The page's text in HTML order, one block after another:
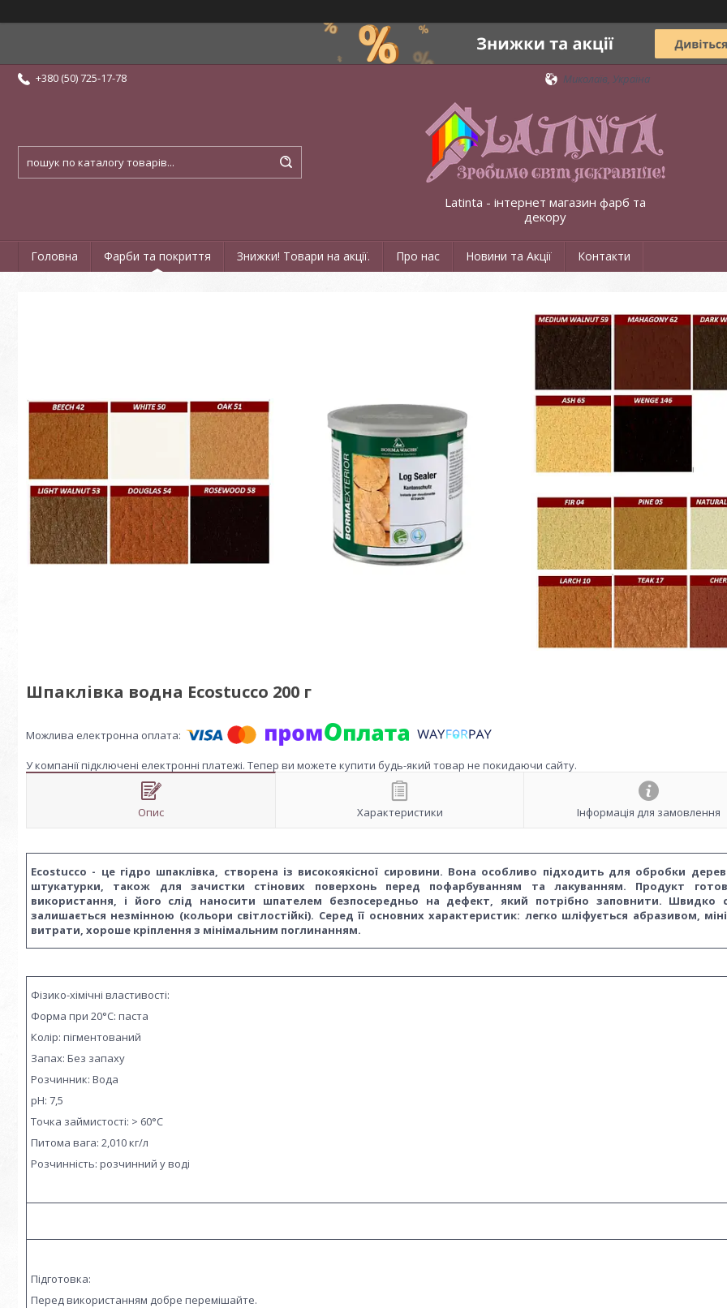
+380 (50) 725-17-78 Миколаїв, Україна
Latinta - інтернет магазин фарб та
декору
Головна Фарби та покриття Знижки! Товари на акції. Про нас Новини та Акції Контакти
Шпаклівка водна Ecostucco 200 г
У компанії підключені електронні платежі. Тепер ви можете купити будь-який товар не покидаючи сайту.
Опис Характеристики Інформація для замовлення
Ecostucco - це гідро шпаклівка, створена із високоякісної сировини. Вона особливо підходить для обробки
штукатурки, також для зачистки стінових поверхонь перед пофарбуванням та лакуванням. Продукт
використання, і його слід наносити шпателем безпосередньо на дефект, який потрібно заповнити. Швидко
залишається незмінною (кольори світлостійкі). Серед її основних характеристик: легко шліфується абразивом,
витрати, хороше кріплення з мінімальним поглинанням.
Фізико-хімічні властивості:
Форма при 20°C: паста
Колір: пігментований
Запах: Без запаху
Розчинник: Вода
рН: 7,5
Точка займистості: > 60°C
Питома вага: 2,010 кг/л
Розчинність: розчинний у воді
Підготовка:
Перед використанням добре перемішайте.